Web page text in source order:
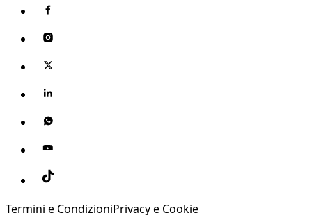
Termini e CondizioniPrivacy e Cookie